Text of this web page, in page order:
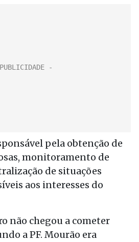
pela obtenção de
monitoramento de
de situações
aos interesses do
não chegou a cometer
a PF. Mourão era